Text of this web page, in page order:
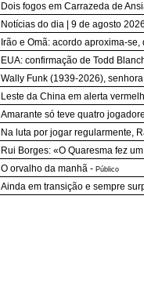
Dois fogos em Carrazeda de
Notícias do dia | 9 de agosto
Irão e Omã: acordo aproxima-
EUA: confirmação de Todd
Wally Funk (1939-2026),
Leste da China em alerta
Amarante só teve quatro
Na luta por jogar regularmente,
Rui Borges: «O Quaresma fez
O orvalho da manhã - Público
Ainda em transição e sempre